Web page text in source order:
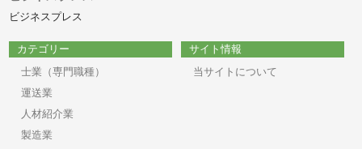
ビジネスプレス
カテゴリー
士業（専門職種）
運送業
人材紹介業
製造業
サイト情報
当サイトについて